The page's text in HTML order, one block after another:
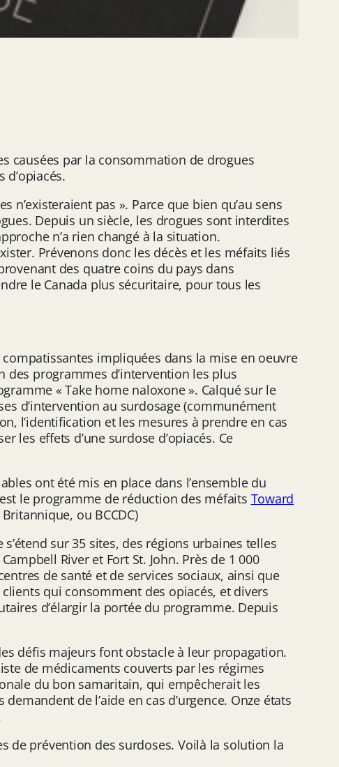
causées par la consommation de drogues
pas ». Parce que bien qu’au sens
Depuis un siècle, les drogues sont interdites
n’a rien changé à la situation.
Prévenons donc les décès et les méfaits liés
des quatre coins du pays dans
le Canada plus sécuritaire, pour tous les
impliquées dans la mise en oeuvre
des programmes d’intervention les plus
« Take home naloxone ». Calqué sur le
d’intervention au surdosage (communément
l’identification et les mesures à prendre en cas
les effets d’une surdose d’opiacés. Ce
ont été mis en place dans l’ensemble du
le programme de réduction des méfaits Toward
ou BCCDC)
sur 35 sites, des régions urbaines telles
River et Fort St. John. Près de 1 000
de santé et de services sociaux, ainsi que
qui consomment des opiacés, et divers
d’élargir la portée du programme. Depuis
défis majeurs font obstacle à leur propagation.
de médicaments couverts par les régimes
du bon samaritain, qui empêcherait les
de l’aide en cas d’urgence. Onze états
de prévention des surdoses. Voilà la solution la